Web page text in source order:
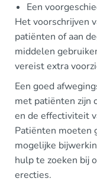
Een
Het voorschrijven
patiënten of aan
middelen
vereist extra
Een goed
met patiënten zijn
en de effectiviteit
Patiënten moeten
mogelijke
hulp te zoeken bij
erecties.